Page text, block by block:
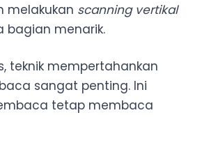
melakukan scanning vertikal
bagian menarik.
teknik mempertahankan
sangat penting. Ini
tetap membaca